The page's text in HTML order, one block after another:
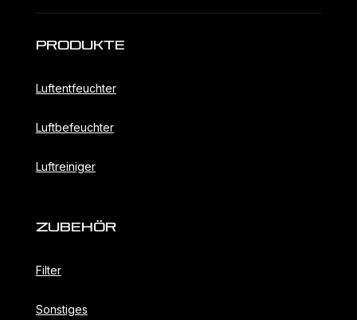
Produkte
Luftentfeuchter
Luftbefeuchter
Luftreiniger
ZubehöR
Filter
Sonstiges